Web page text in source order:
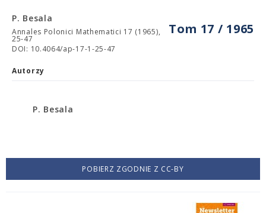
Tom 17 / 1965
P. Besala
Annales Polonici Mathematici 17 (1965),
25-47
DOI: 10.4064/ap-17-1-25-47
Autorzy
P. Besala
POBIERZ ZGODNIE Z CC-BY